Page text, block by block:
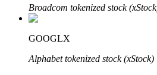
Bitrue Affiliates
Upp till 65% provision!
Broadcom tokenized stock
GOOGLX
Alphabet tokenized stock (xStock)